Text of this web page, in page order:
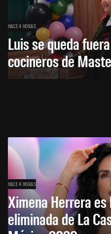
HACE 4 HORAS
Luis se queda
cocineros de
HACE 4 HORAS
Ximena Herrera es
eliminada de La